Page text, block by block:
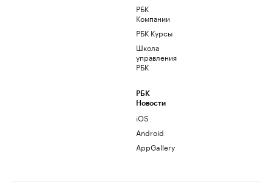
РБК
Компании
РБК Курсы
Школа
управления
РБК
РБК
Новости
iOS
Android
AppGallery